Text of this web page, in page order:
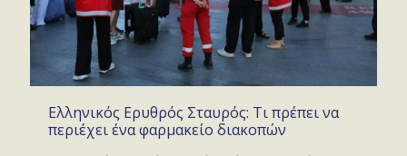
Ελληνικός Ερυθρός Σταυρός: Τι πρέπει να
περιέχει ένα φαρμακείο διακοπών